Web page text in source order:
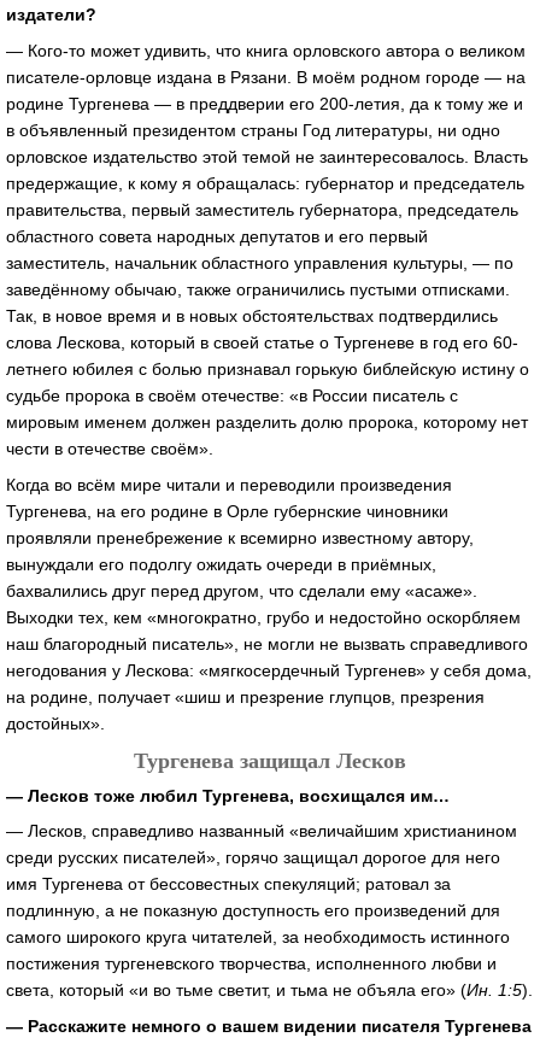
издатели?
— Кого-то может удивить, что книга орловского автора о великом
писателе-орловце издана в Рязани. В моём родном городе — на
родине Тургенева — в преддверии его 200-летия, да к тому же и
в объявленный президентом страны Год литературы, ни одно
орловское издательство этой темой не заинтересовалось. Власть
предержащие, к кому я обращалась: губернатор и председатель
правительства, первый заместитель губернатора, председатель
областного совета народных депутатов и его первый
заместитель, начальник областного управления культуры, — по
заведённому обычаю, также ограничились пустыми отписками.
Так, в новое время и в новых обстоятельствах подтвердились
слова Лескова, который в своей статье о Тургеневе в год его 60-
летнего юбилея с болью признавал горькую библейскую истину о
судьбе пророка в своём отечестве: «в России писатель с
мировым именем должен разделить долю пророка, которому нет
чести в отечестве своём».
Когда во всём мире читали и переводили произведения
Тургенева, на его родине в Орле губернские чиновники
проявляли пренебрежение к всемирно известному автору,
вынуждали его подолгу ожидать очереди в приёмных,
бахвалились друг перед другом, что сделали ему «асаже».
Выходки тех, кем «многократно, грубо и недостойно оскорбляем
наш благородный писатель», не могли не вызвать справедливого
негодования у Лескова: «мягкосердечный Тургенев» у себя дома,
на родине, получает «шиш и презрение глупцов, презрения
достойных».
Тургенева защищал Лесков
— Лесков тоже любил Тургенева, восхищался им…
— Лесков, справедливо названный «величайшим христианином
среди русских писателей», горячо защищал дорогое для него
имя Тургенева от бессовестных спекуляций; ратовал за
подлинную, а не показную доступность его произведений для
самого широкого круга читателей, за необходимость истинного
постижения тургеневского творчества, исполненного любви и
света, который «и во тьме светит, и тьма не объяла его» (Ин. 1:5).
— Расскажите немного о вашем видении писателя Тургенева